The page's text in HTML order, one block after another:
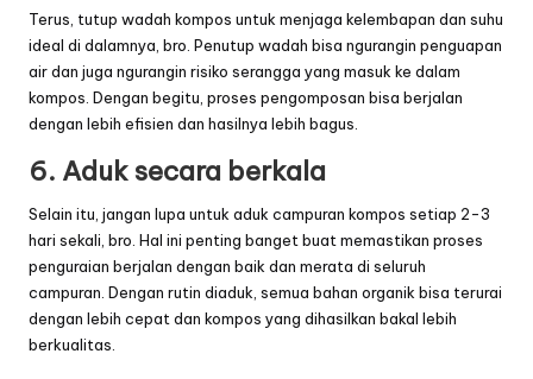
Terus, tutup wadah kompos untuk menjaga kelembapan dan suhu
ideal di dalamnya, bro. Penutup wadah bisa ngurangin penguapan
air dan juga ngurangin risiko serangga yang masuk ke dalam
kompos. Dengan begitu, proses pengomposan bisa berjalan
dengan lebih efisien dan hasilnya lebih bagus.
6. Aduk secara berkala
Selain itu, jangan lupa untuk aduk campuran kompos setiap 2-3
hari sekali, bro. Hal ini penting banget buat memastikan proses
penguraian berjalan dengan baik dan merata di seluruh
campuran. Dengan rutin diaduk, semua bahan organik bisa terurai
dengan lebih cepat dan kompos yang dihasilkan bakal lebih
berkualitas.